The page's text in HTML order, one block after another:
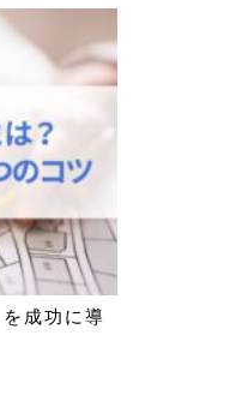
成功に導